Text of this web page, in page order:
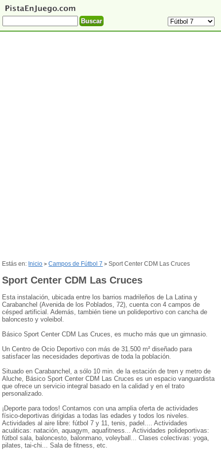
Estás en: Inicio >Campos de Fútbol 7 >Sport Center CDM Las Cruces
Sport Center CDM Las Cruces
Esta instalación, ubicada entre los barrios madrileños de La Latina y
Carabanchel (Avenida de los Poblados, 72), cuenta con 4 campos de
césped artificial. Además, también tiene un polideportivo con cancha de
baloncesto y voleibol.
Básico Sport Center CDM Las Cruces, es mucho más que un gimnasio.
Un Centro de Ocio Deportivo con más de 31.500 m² diseñado para
satisfacer las necesidades deportivas de toda la población.
Situado en Carabanchel, a sólo 10 min. de la estación de tren y metro de
Aluche, Básico Sport Center CDM Las Cruces es un espacio vanguardista
que ofrece un servicio integral basado en la calidad y en el trato
personalizado.
¡Deporte para todos! Contamos con una amplia oferta de actividades
físico-deportivas dirigidas a todas las edades y todos los niveles.
Actividades al aire libre: fútbol 7 y 11, tenis, padel.... Actividades
acuáticas: natación, aquagym, aquafitness... Actividades polideportivas:
fútbol sala, baloncesto, balonmano, voleyball... Clases colectivas: yoga,
pilates, tai-chi... Sala de fitness, etc.